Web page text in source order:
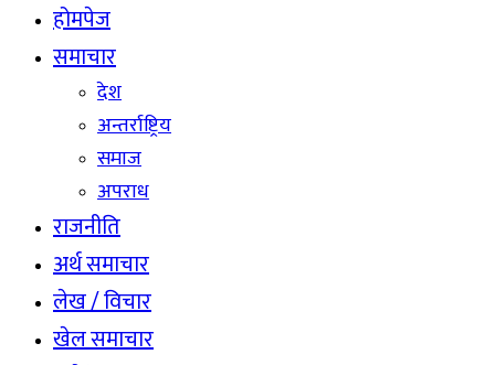
होमपेज
समाचार
देश
अन्तर्राष्ट्रिय
समाज
अपराध
राजनीति
अर्थ समाचार
लेख / विचार
खेल समाचार